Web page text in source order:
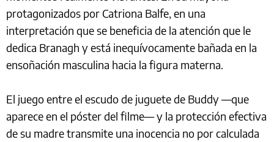
protagonizados por Catriona Balfe, en una
interpretación que se beneficia de la atención que le
dedica Branagh y está inequívocamente bañada en la
ensoñación masculina hacia la figura materna.
El juego entre el escudo de juguete de Buddy —que
aparece en el póster del filme— y la protección efectiva
de su madre transmite una inocencia no por calculada